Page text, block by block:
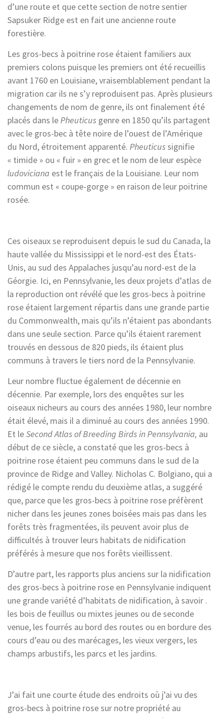
d’une route et que cette section de notre sentier
Sapsuker Ridge est en fait une ancienne route
forestière.
Les gros-becs à poitrine rose étaient familiers aux
premiers colons puisque les premiers ont été recueillis
avant 1760 en Louisiane, vraisemblablement pendant la
migration car ils ne s’y reproduisent pas. Après plusieurs
changements de nom de genre, ils ont finalement été
placés dans lePheuticus genre en 1850 qu’ils partagent
avec le gros-bec à tête noire de l’ouest de l’Amérique
du Nord, étroitement apparenté. Pheuticussignifie
« timide » ou « fuir » en grec et le nom de leur espèce
ludoviciana est le français de la Louisiane. Leur nom
commun est « coupe-gorge » en raison de leur poitrine
rosée.
Ces oiseaux se reproduisent depuis le sud du Canada, la
haute vallée du Mississippi et le nord-est des États-
Unis, au sud des Appalaches jusqu’au nord-est de la
Géorgie. Ici, en Pennsylvanie, les deux projets d’atlas de
la reproduction ont révélé que les gros-becs à poitrine
rose étaient largement répartis dans une grande partie
du Commonwealth, mais qu’ils n’étaient pas abondants
dans une seule section. Parce qu’ils étaient rarement
trouvés en dessous de 820 pieds, ils étaient plus
communs à travers le tiers nord de la Pennsylvanie.
Leur nombre fluctue également de décennie en
décennie. Par exemple, lors des enquêtes sur les
oiseaux nicheurs au cours des années 1980, leur nombre
était élevé, mais il a diminué au cours des années 1990.
Et leSecond Atlas of Breeding Birds in Pennsylvania, au
début de ce siècle, a constaté que les gros-becs à
poitrine rose étaient peu communs dans le sud de la
province de Ridge and Valley. Nicholas C. Bolgiano, qui a
rédigé le compte rendu du deuxième atlas, a suggéré
que, parce que les gros-becs à poitrine rose préfèrent
nicher dans les jeunes zones boisées mais pas dans les
forêts très fragmentées, ils peuvent avoir plus de
difficultés à trouver leurs habitats de nidification
préférés à mesure que nos forêts vieillissent.
D’autre part, les rapports plus anciens sur la nidification
des gros-becs à poitrine rose en Pennsylvanie indiquent
une grande variété d’habitats de nidification, à savoir .
les bois de feuillus ou mixtes jeunes ou de seconde
venue, les fourrés au bord des routes ou en bordure des
cours d’eau ou des marécages, les vieux vergers, les
champs arbustifs, les parcs et les jardins.
J’ai fait une courte étude des endroits où j’ai vu des
gros-becs à poitrine rose sur notre propriété au